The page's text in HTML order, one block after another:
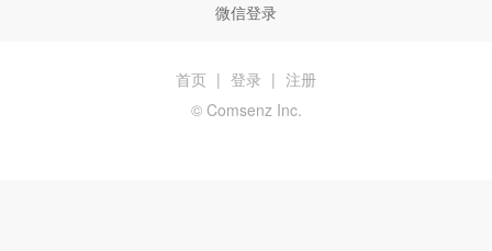
微信登录
首页 | 登录 | 注册
© Comsenz Inc.